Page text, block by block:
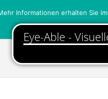
Informationen erhalten Sie im